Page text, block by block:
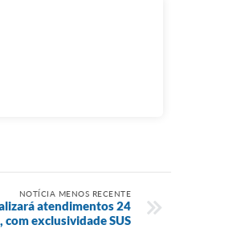
NOTÍCIA MENOS RECENTE
atendimentos 24
com exclusividade SUS